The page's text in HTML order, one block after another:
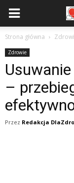
Strona główna
Zdrowie
–
Przez Redakcja